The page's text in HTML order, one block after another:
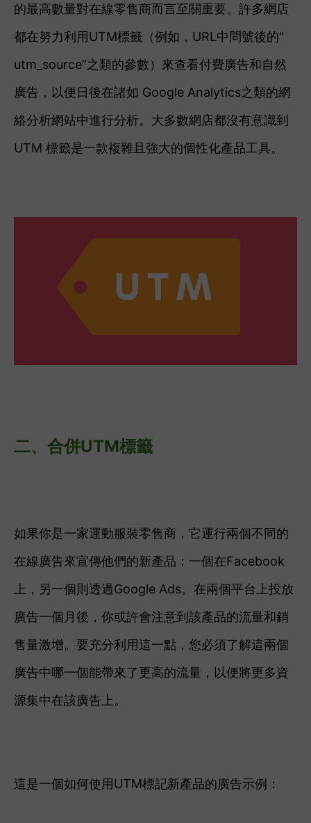
的最高數量對在線零售商而言至關重要。 許多網店
都在努力利用UTM標籤（例如，URL中問號後的“
utm_source”之類的參數）來查看付費廣告和自然
廣告，以便日後在諸如 Google Analytics之類的網
絡分析網站中進行分析。大多數網店都沒有意識到
UTM 標籤是一款複雜且強大的個性化產品工具。
二、 合併UTM標籤
如果你是一家運動服裝零售商，它運行兩個不同的
在線廣告來宣傳他們的新產品：一個在Facebook
上，另一個則透過Google Ads。在兩個平台上投放
廣告一個月後，你或許會注意到該產品的流量和銷
售量激增。要充分利用這一點，您必須了解這兩個
廣告中哪一個能帶來了更高的流量，以便將更多資
源集中在該廣告上。
這是一個如何使用UTM標記新產品的廣告示例：